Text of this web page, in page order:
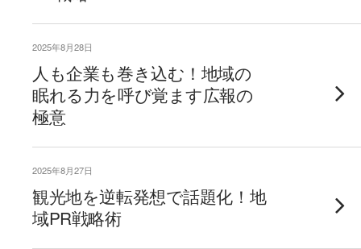
2025年8月28日
人も企業も巻き込む！地域の
眠れる力を呼び覚ます広報の
極意
2025年8月27日
観光地を逆転発想で話題化！地
域PR戦略術